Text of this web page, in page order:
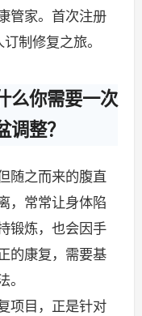
管家。首次注册
制修复之旅。
么你需要一次
调整？
随之而来的腹直
，常常让身体陷
锻炼，也会因手
的康复，需要基
。
项目，正是针对